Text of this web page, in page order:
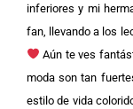
inferiores y mi
fan, llevando a los
Aún te ves
moda son tan
estilo de vida